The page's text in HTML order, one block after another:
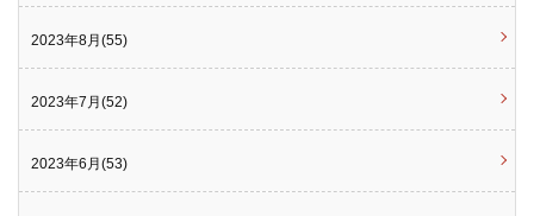
2023年8月(55)
2023年7月(52)
2023年6月(53)